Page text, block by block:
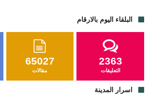
البلقاء اليوم بالارقام
65027
مقالات
2363
التعليقات
اسرار المدينة